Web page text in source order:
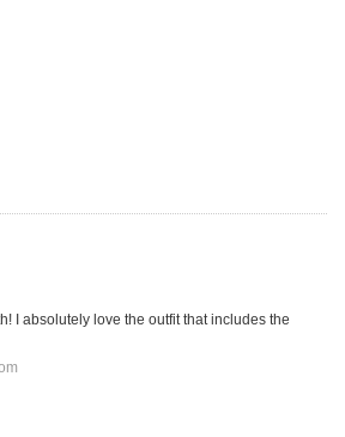
I absolutely love the outfit that includes the